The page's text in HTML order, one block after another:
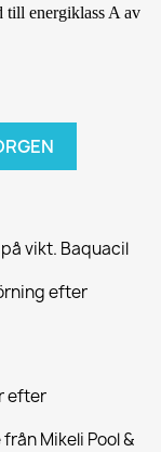
till energiklass A av
vikt. Baquacil
efter
efter
Mikeli Pool &